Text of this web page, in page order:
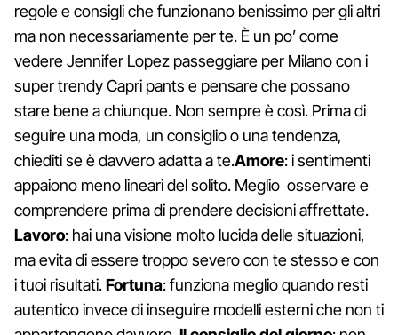
regole e consigli che funzionano benissimo per gli altri
ma non necessariamente per te. È un po’ come
vedere Jennifer Lopez passeggiare per Milano con i
super trendy Capri pants e pensare che possano
stare bene a chiunque. Non sempre è così. Prima di
seguire una moda, un consiglio o una tendenza,
chiediti se è davvero adatta a te.Amore: i sentimenti
appaiono meno lineari del solito. Meglio osservare e
comprendere prima di prendere decisioni affrettate.
Lavoro: hai una visione molto lucida delle situazioni,
ma evita di essere troppo severo con te stesso e con
i tuoi risultati.Fortuna: funziona meglio quando resti
autentico invece di inseguire modelli esterni che non ti